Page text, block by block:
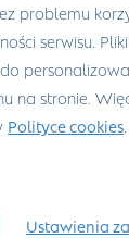
problemu
serwisu.
na stronie.
Polityce cookies.
Ustawienia